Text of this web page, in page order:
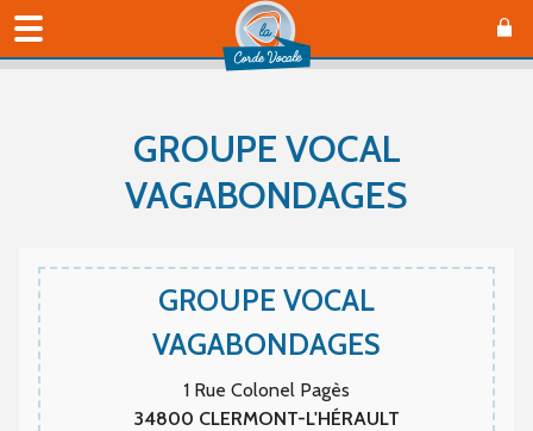
GROUPE VOCAL
VAGABONDAGES
GROUPE VOCAL
VAGABONDAGES
1 Rue Colonel Pagès
34800 CLERMONT-L'HÉRAULT